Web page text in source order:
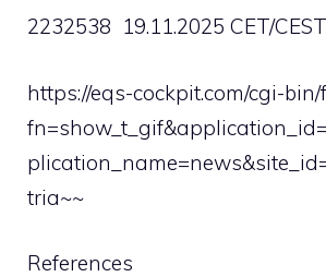
2232538 19.11.2025 CET/CEST
https://eqs-cockpit.com/cgi-bin/
tria~~
References